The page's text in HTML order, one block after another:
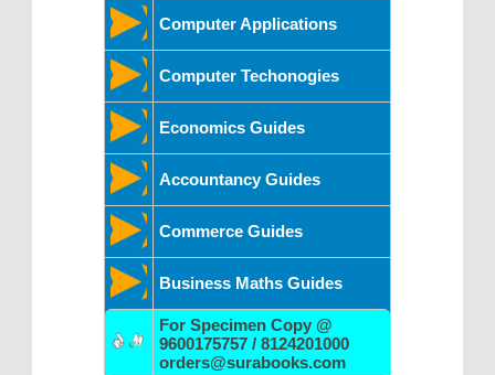
Computer Applications
Computer Techonogies
Economics Guides
Accountancy Guides
Commerce Guides
Business Maths Guides
For Specimen Copy @
9600175757 / 8124201000
orders@surabooks.com